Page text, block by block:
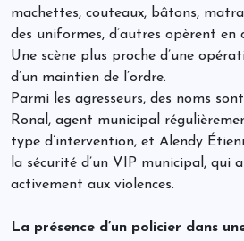
machettes, couteaux, bâtons,
des uniformes, d’autres opèrent en
Une scène plus proche d’une
d’un maintien de l’ordre.
Parmi les agresseurs, des noms
Ronal, agent municipal
type d’intervention, et Alendy
la sécurité d’un VIP municipal, qui
activement aux violences.
La présence d’un policier dans